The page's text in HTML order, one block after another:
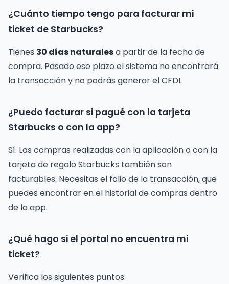
¿Cuánto tiempo tengo para facturar mi
ticket de Starbucks?
Tienes 30 días naturalesa partir de la fecha de
compra. Pasado ese plazo el sistema no encontrará
la transacción y no podrás generar el CFDI.
¿Puedo facturar si pagué con la tarjeta
Starbucks o con la app?
Sí. Las compras realizadas con la aplicación o con la
tarjeta de regalo Starbucks también son
facturables. Necesitas el folio de la transacción, que
puedes encontrar en el historial de compras dentro
de la app.
¿Qué hago si el portal no encuentra mi
ticket?
Verifica los siguientes puntos: